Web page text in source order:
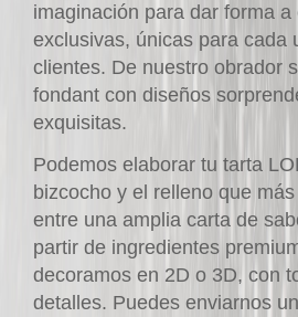
imaginación para dar forma a
exclusivas, únicas para cada
clientes. De nuestro obrador
fondant con diseños
exquisitas.
Podemos elaborar tu tarta
bizcocho y el relleno que
entre una amplia carta de
partir de ingredientes
decoramos en 2D o 3D, con
detalles. Puedes enviarnos